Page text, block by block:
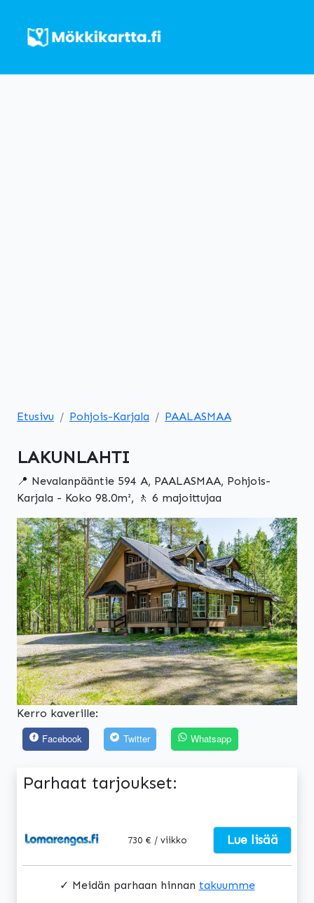
Etusivu Pohjois-Karjala PAALASMAA
LAKUNLAHTI
📍 Nevalanpääntie 594 A, PAALASMAA, Pohjois-
Karjala - Koko 98.0m², 🚶 6 majoittujaa
Edellinen
Kerro kaverille:
Facebook
Twitter Whatsapp
Parhaat tarjoukset:
730 € / viikko Lue lisää
✓ Meidän parhaan hinnan takuumme